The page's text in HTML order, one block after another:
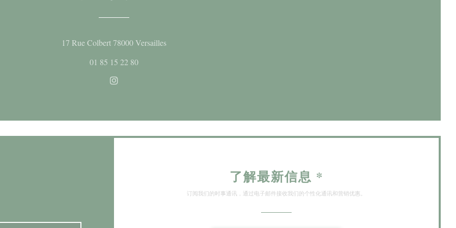
17 Rue Colbert 78000 Versailles((在新窗口中打开))
01 85 15 22 80
Instagram ((在新窗口中打开))
了解最新信息 *
订阅我们的时事通讯，通过电子邮件接收我们的个性化通讯和营销优惠。